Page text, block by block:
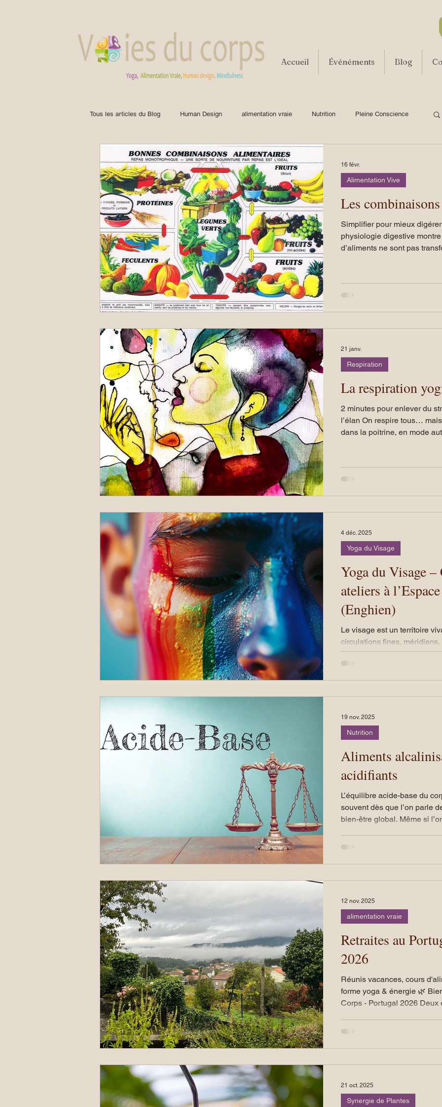
Accueil Événéments Blog
Tous les articles du Blog Human Design alimentation vraie Nutrition Pleine Conscience
Yoga "Off the Mat" Assaisonnement santé & vitalité
Glycémie Trouver son équilibre Tranche de Vie Témoignage
Porte Human Design Human Design Accessible Cure Santé & Vitalité Dessert/Goûter
Santé Holistique Sciences quantiques appliquées Prāṇāyāma
Yoga du Visage Nada Yoga Présence Fréquence Ingrédients conscients
Synergie de Plantes Marche Nature
Les
Simplifier pour mieux digérer L’observation de notre
physiologie digestive
d’aliments ne sont pas
neutralisent, la digestion ralentit. Le but n’est
Alimentation Vive
16 févr.
La respiration
2 minutes pour enlever du
l’élan On respire tous…
dans la poitrine, en mode
(pleine respiration) est une
Respiration
21 janv.
Yoga du Visage
ateliers à
(Enghien)
Le visage est un territoire
circulations fines,
autant ce que nous
complémentaires, chacun
du visage.
Yoga du Visage
4 déc. 2025
Aliments
acidifiants
L’équilibre acide-base du
souvent dès que l’on parle
bien-être global. Même si
favorise l’acidité ou
une santé plus cohérente et
Nutrition
19 nov. 2025
Retraites au
2026
Réunis vacances, cours
forme yoga & énergie 🌿 Bienvenue au Retraites Voies du
Corps - Portugal 2026 Deux
retraites, deux rythmes —
régénérer
alimentation vraie
12 nov. 2025
Synergie de Plantes
21 oct. 2025